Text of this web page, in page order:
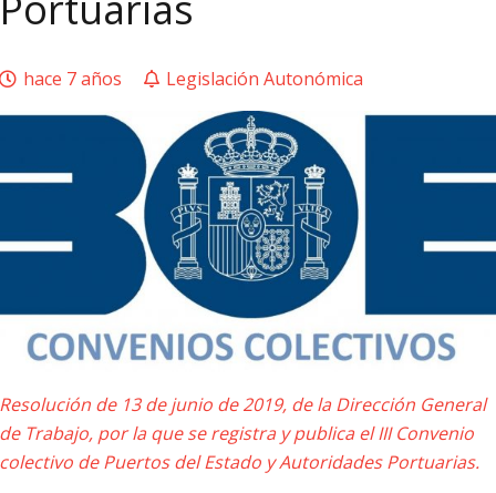
hace 7 años Legislación Autonómica
Resolución de 13 de junio de 2019, de la Dirección General
de Trabajo, por la que se registra y publica el III Convenio
colectivo de Puertos del Estado y Autoridades Portuarias.